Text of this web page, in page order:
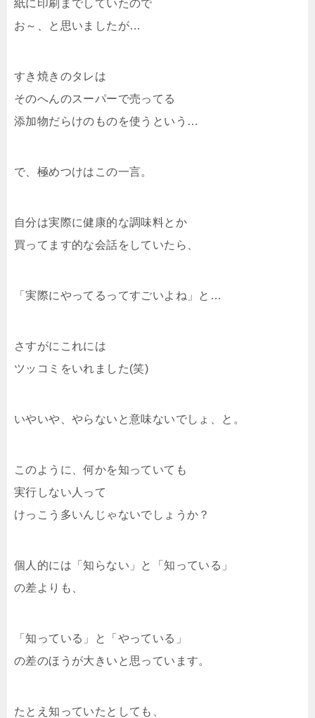
紙に印刷までしていたので
お～、と思いましたが…
すき焼きのタレは
そのへんのスーパーで売ってる
添加物だらけのものを使うという…
で、極めつけはこの一言。
自分は実際に健康的な調味料とか
買ってます的な会話をしていたら、
「実際にやってるってすごいよね」と…
さすがにこれには
ツッコミをいれました(笑)
いやいや、やらないと意味ないでしょ、と。
このように、何かを知っていても
実行しない人って
けっこう多いんじゃないでしょうか？
個人的には「知らない」と「知っている」
の差よりも、
「知っている」と「やっている」
の差のほうが大きいと思っています。
たとえ知っていたとしても、